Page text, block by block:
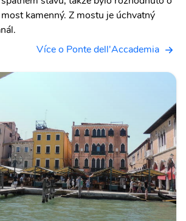
kamenný. Z mostu je úchvatný
Více o Ponte dell'Accademia